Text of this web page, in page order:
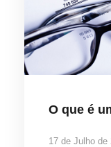
O que é
17 de Julho de